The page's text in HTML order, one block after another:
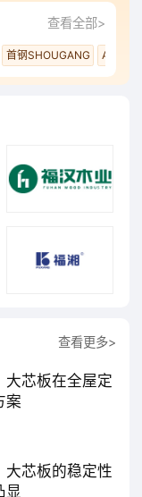
查看全部>
首钢SHOUGANG
查看更多>
大芯板在全屋定
案
大芯板的稳定性
显